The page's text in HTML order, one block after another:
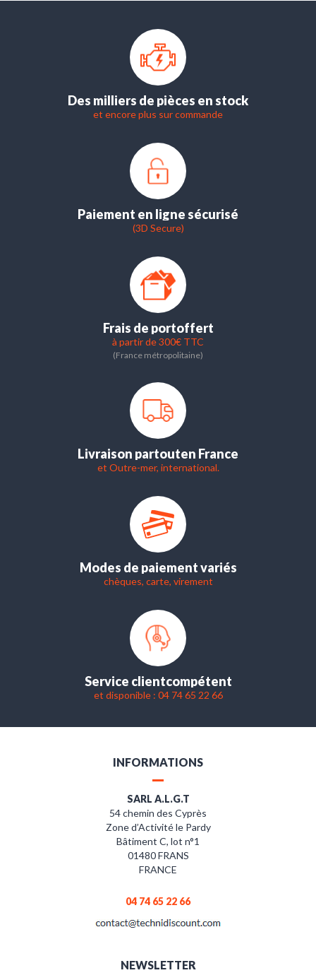
Des milliers de pièces en stock
et encore plus sur commande
Paiement en ligne sécurisé
(3D Secure)
Frais de portoffert
à partir de 300€ TTC
(France métropolitaine)
Livraison partouten France
et Outre-mer, international.
Modes de paiement variés
chèques, carte, virement
Service clientcompétent
et disponible : 04 74 65 22 66
INFORMATIONS
SARL A.L.G.T
54 chemin des Cyprès
Zone d’Activité le Pardy
Bâtiment C, lot n°1
01480 FRANS
FRANCE
04 74 65 22 66
NEWSLETTER